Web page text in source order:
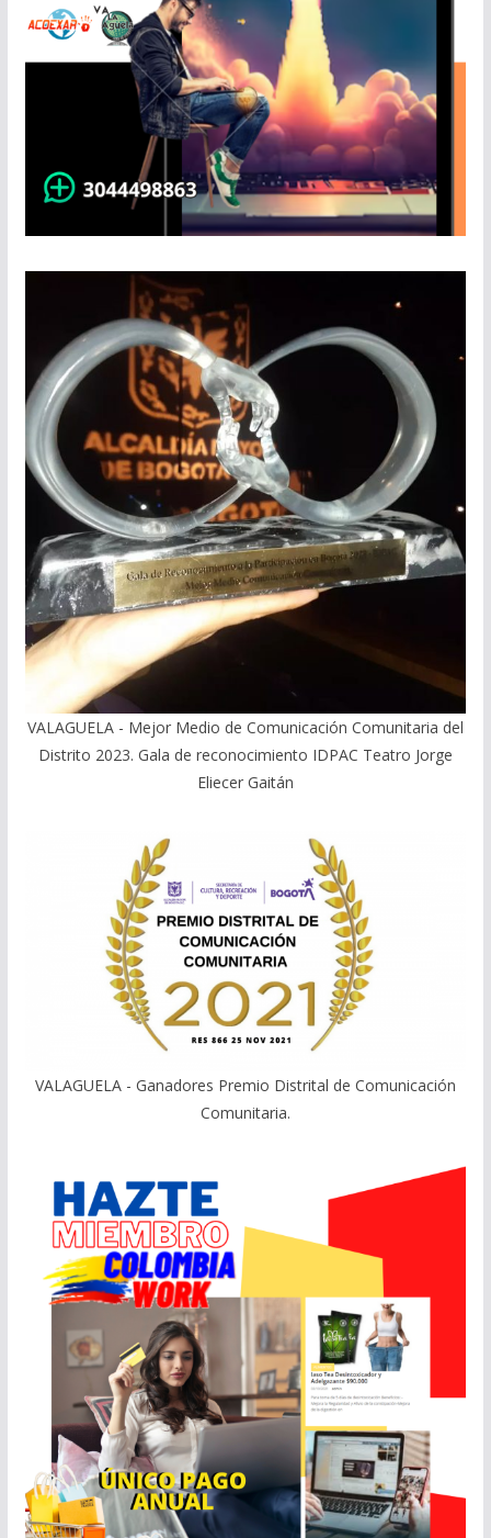
VALAGUELA - Mejor Medio de Comunicación Comunitaria del
Distrito 2023. Gala de reconocimiento IDPAC Teatro Jorge
Eliecer Gaitán
VALAGUELA - Ganadores Premio Distrital de Comunicación
Comunitaria.